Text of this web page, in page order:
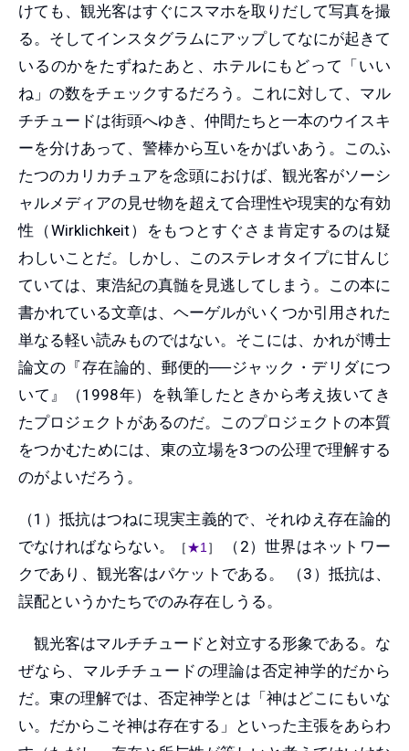
けても、観光客はすぐにスマホを取りだして写真を撮
る。そしてインスタグラムにアップしてなにが起きて
いるのかをたずねたあと、ホテルにもどって「いい
ね」の数をチェックするだろう。これに対して、マル
チチュードは街頭へゆき、仲間たちと一本のウイスキ
ーを分けあって、警棒から互いをかばいあう。このふ
たつのカリカチュアを念頭におけば、観光客がソーシ
ャルメディアの見せ物を超えて合理性や現実的な有効
性（Wirklichkeit）をもつとすぐさま肯定するのは疑
わしいことだ。しかし、このステレオタイプに甘んじ
ていては、東浩紀の真髄を見逃してしまう。この本に
書かれている文章は、ヘーゲルがいくつか引用された
単なる軽い読みものではない。そこには、かれが博士
論文の『存在論的、郵便的──ジャック・デリダにつ
いて』（1998年）を執筆したときから考え抜いてき
たプロジェクトがあるのだ。このプロジェクトの本質
をつかむためには、東の立場を3つの公理で理解する
のがよいだろう。
（1）抵抗はつねに現実主義的で、それゆえ存在論的
でなければならない。
［ ★1 ］
（2）世界はネットワー
クであり、観光客はパケットである。 （3）抵抗は、
誤配というかたちでのみ存在しうる。
観光客はマルチチュードと対立する形象である。な
ぜなら、マルチチュードの理論は否定神学的だから
だ。東の理解では、否定神学とは「神はどこにもいな
い。だからこそ神は存在する」といった主張をあらわ